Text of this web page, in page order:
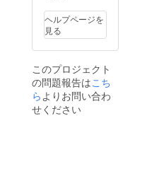
ヘルプページを
見る
このプロジェクト
の問題報告はこち
ら よりお問い合わ
せください